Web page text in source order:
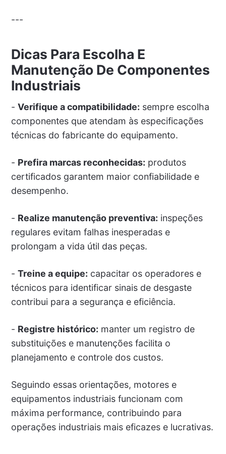
---
Dicas Para Escolha E
Manutenção De Componentes
Industriais
- Verifique a compatibilidade: sempre escolha
componentes que atendam às especificações
técnicas do fabricante do equipamento.
- Prefira marcas reconhecidas: produtos
certificados garantem maior confiabilidade e
desempenho.
- Realize manutenção preventiva: inspeções
regulares evitam falhas inesperadas e
prolongam a vida útil das peças.
- Treine a equipe: capacitar os operadores e
técnicos para identificar sinais de desgaste
contribui para a segurança e eficiência.
- Registre histórico: manter um registro de
substituições e manutenções facilita o
planejamento e controle dos custos.
Seguindo essas orientações, motores e
equipamentos industriais funcionam com
máxima performance, contribuindo para
operações industriais mais eficazes e lucrativas.